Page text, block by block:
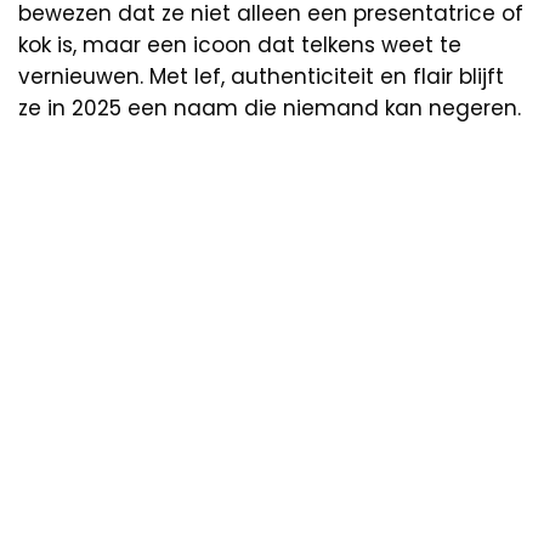
bewezen dat ze niet alleen een presentatrice of
kok is, maar een icoon dat telkens weet te
vernieuwen. Met lef, authenticiteit en flair blijft
ze in 2025 een naam die niemand kan negeren.